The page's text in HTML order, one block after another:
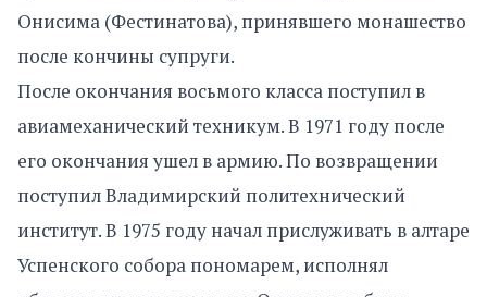
Онисима (Фестинатова), принявшего монашество
после кончины супруги.
После окончания восьмого класса поступил в
авиамеханический техникум. В 1971 году после
его окончания ушел в армию. По возвращении
поступил Владимирский политехнический
институт. В 1975 году начал прислуживать в алтаре
Успенского собора пономарем, исполнял